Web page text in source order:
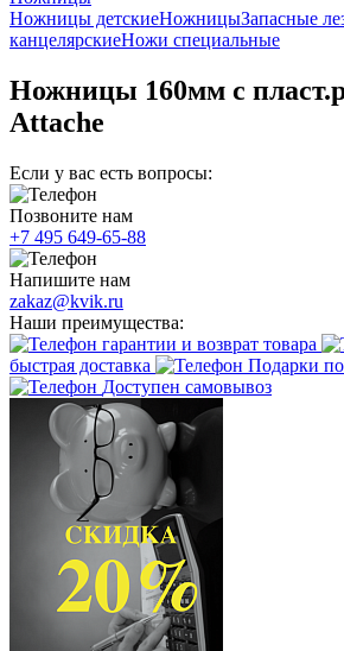
Ножницы детскиеНожницыЗапасные
канцелярскиеНожи специальные
Ножницы 160мм с
Attache
Если у вас есть вопросы:
Позвоните нам
+7 495 649-65-88
Напишите нам
zakaz@kvik.ru
Наши преимущества:
гарантии и возврат товара
быстрая доставка
Подарки
Доступен самовывоз